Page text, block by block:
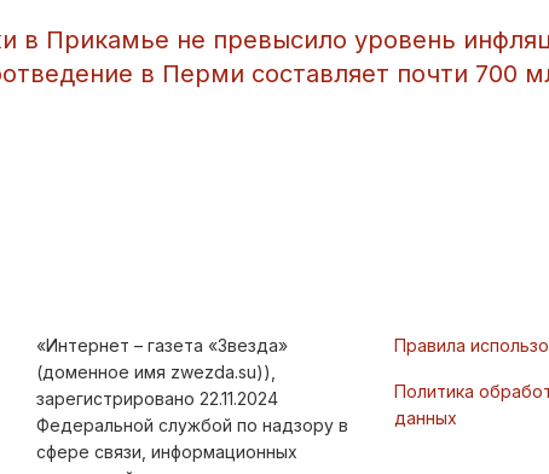
в Прикамье не превысило уровень
в Перми составляет почти 700
«Интернет – газета «Звезда»
(доменное имя zwezda.su)),
зарегистрировано 22.11.2024
Федеральной службой по надзору в
сфере связи, информационных
Правила
Политика
данных